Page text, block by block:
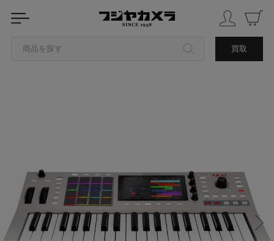
商品を探す 買取